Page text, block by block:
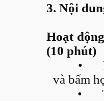
3. Nội
Hoạt
(10 phút)
•
và bấm
•